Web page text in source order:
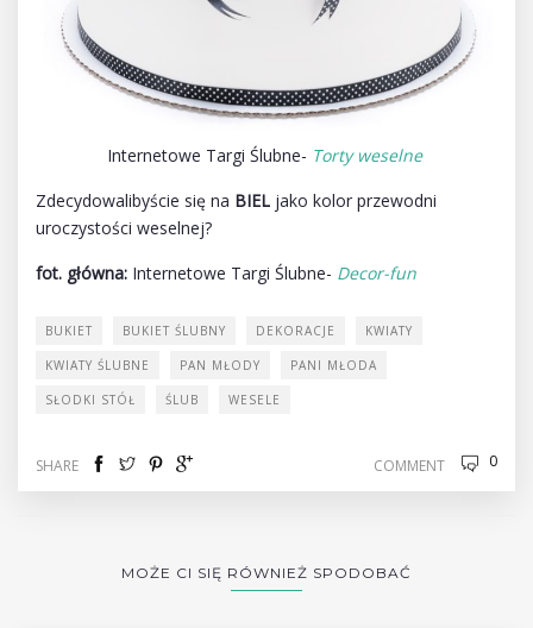
Internetowe Targi Ślubne- Torty weselne
Zdecydowalibyście się na BIEL jako kolor przewodni
uroczystości weselnej?
fot. główna: Internetowe Targi Ślubne- Decor-fun
BUKIET BUKIET ŚLUBNY DEKORACJE KWIATY
KWIATY ŚLUBNE PAN MŁODY PANI MŁODA
SŁODKI STÓŁ ŚLUB WESELE
SHARE COMMENT 0
MOŻE CI SIĘ RÓWNIEŻ SPODOBAĆ